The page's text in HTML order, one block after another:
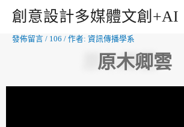
創意設計多媒體文創+AI
發佈留言 / 106 / 作者: 資訊傳播學系
原木卿雲